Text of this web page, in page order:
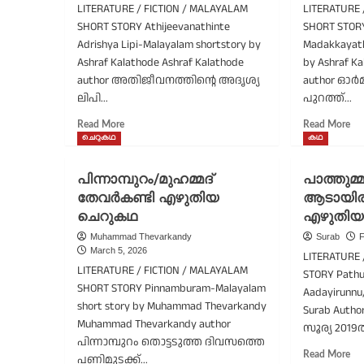
അഞ്ചാം
ഭാഗം
LITERATURE / FICTION / MALAYALAM
SHORT STORY Athijeevanathinte
Adrishya Lipi-Malayalam shortstory by
Ashraf Kalathode Ashraf Kalathode
author അതിജീവനത്തിന്റെ അദൃശ്യ
ലിപി...
Read MoreRead
അദൃശ്യ
ലിപി/
അഷറഫ്
എഴുതിയ
SHORT
by Ashraf
author
പുറത്ത്...
Read More
ചെറുകഥ
പിന്നാമ്പുറം/മുഹമ്മദ്‌
തേവർകണ്ടി എഴുതിയ
ചെറുകഥ
Muhammad Thevarkandy
March 5, 2026
LITERATURE / FICTION / MALAYALAM
SHORT STORY Pinnamburam-Malayalam
short story by Muhammad Thevarkandy
Muhammad Thevarkandy author
പിന്നാമ്പുറം തൊട്ടടുത്ത ദിവസത്തെ
പണിമുടക്ക്...
കഥ
Surab
STORY
Surab
സൂര്യ
Read More